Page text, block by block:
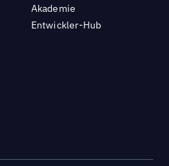
Akademie
Entwickler-Hub